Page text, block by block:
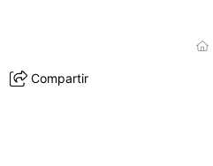
Compartir